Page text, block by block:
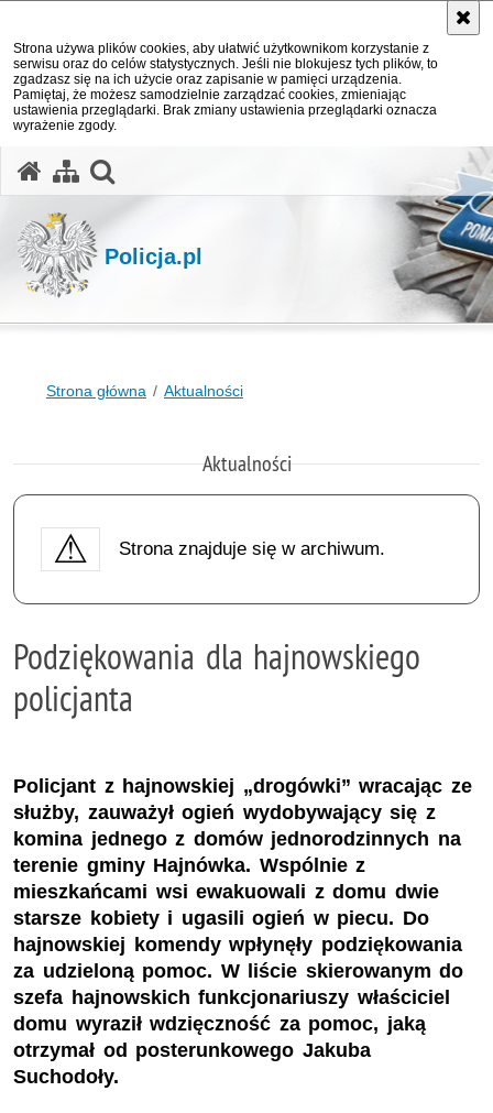
Strona używa plików cookies, aby ułatwić użytkownikom korzystanie z
serwisu oraz do celów statystycznych. Jeśli nie blokujesz tych plików, to
zgadzasz się na ich użycie oraz zapisanie w pamięci urządzenia.
Pamiętaj, że możesz samodzielnie zarządzać cookies, zmieniając
ustawienia przeglądarki. Brak zmiany ustawienia przeglądarki oznacza
wyrażenie zgody.
Policja.pl
Strona główna Aktualności
Aktualności
Strona znajduje się w archiwum.
Podziękowania dla hajnowskiego
policjanta
Policjant z hajnowskiej „drogówki” wracając ze
służby, zauważył ogień wydobywający się z
komina jednego z domów jednorodzinnych na
terenie gminy Hajnówka. Wspólnie z
mieszkańcami wsi ewakuowali z domu dwie
starsze kobiety i ugasili ogień w piecu. Do
hajnowskiej komendy wpłynęły podziękowania
za udzieloną pomoc. W liście skierowanym do
szefa hajnowskich funkcjonariuszy właściciel
domu wyraził wdzięczność za pomoc, jaką
otrzymał od posterunkowego Jakuba
Suchodoły.